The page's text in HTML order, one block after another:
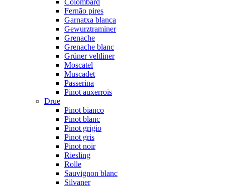
Fernão pires
Garnatxa blanca
Gewurztraminer
Grenache
Grenache blanc
Grüner veltliner
Moscatel
Muscadet
Passerina
Pinot auxerrois
Drue
Pinot bianco
Pinot blanc
Pinot grigio
Pinot gris
Pinot noir
Riesling
Rolle
Sauvignon blanc
Silvaner